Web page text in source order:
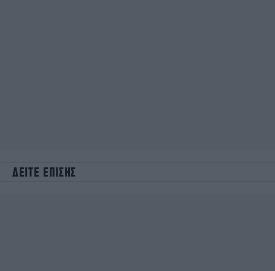
ΔΕΙΤΕ ΕΠΙΣΗΣ